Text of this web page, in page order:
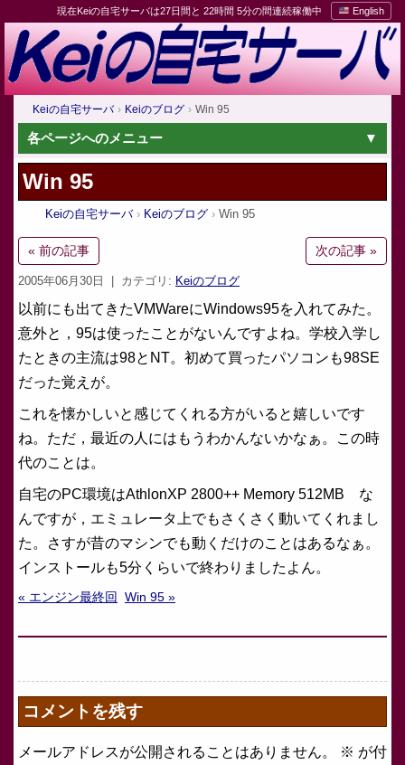
現在Keiの自宅サーバは27日間と 22時間 5分の間連続稼働中 English
Keiの自宅サーバ Keiのブログ Win 95
各ページへのメニュー
Win 95
Keiの自宅サーバ Keiのブログ Win 95
« 前の記事 次の記事 »
2005年06月30日 | カテゴリ: Keiのブログ
以前にも出てきたVMWareにWindows95を入れてみた。
意外と，95は使ったことがないんですよね。学校入学し
たときの主流は98とNT。初めて買ったパソコンも98SE
だった覚えが。
これを懐かしいと感じてくれる方がいると嬉しいです
ね。ただ，最近の人にはもうわかんないかなぁ。この時
代のことは。
自宅のPC環境はAthlonXP 2800++ Memory 512MB な
んですが，エミュレータ上でもさくさく動いてくれまし
た。さすが昔のマシンでも動くだけのことはあるなぁ。
インストールも5分くらいで終わりましたよん。
« エンジン最終回 Win 95 »
コメントを残す
メールアドレスが公開されることはありません。 ※ が付